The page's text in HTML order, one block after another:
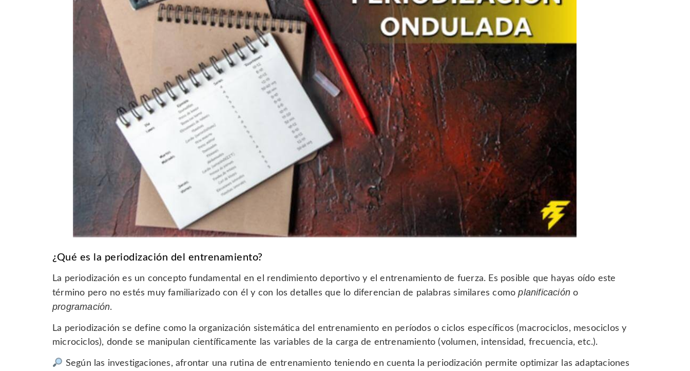
¿Qué es la periodización del entrenamiento?
La periodización es un concepto fundamental en el rendimiento deportivo y el entrenamiento de fuerza. Es posible que hayas oído este
término pero no estés muy familiarizado con él y con los detalles que lo diferencian de palabras similares comoplanificación o
programación.
La periodización se define como la organización sistemática del entrenamiento en períodos o ciclos específicos (macrociclos, mesociclos y
microciclos), donde se manipulan científicamente las variables de la carga de entrenamiento (volumen, intensidad, frecuencia, etc.).
Según las investigaciones, afrontar una rutina de entrenamiento teniendo en cuenta la periodización permite optimizar las adaptaciones